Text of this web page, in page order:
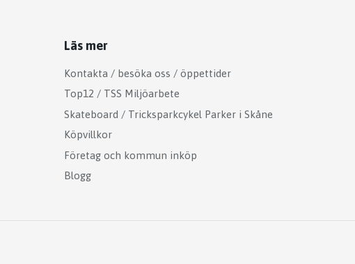
Läs mer
Kontakta / besöka oss / öppettider
Top12 / TSS Miljöarbete
Skateboard / Tricksparkcykel Parker i Skåne
Köpvillkor
Företag och kommun inköp
Blogg